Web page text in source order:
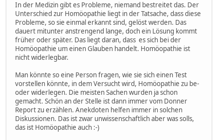
In der Medizin gibt es Probleme, niemand bestreitet das. Der
Unterschied zur Homöopathie liegt in der Tatsache, dass diese
Probleme, so sie einmal erkannt sind, gelöst werden. Das
dauert mitunter anstrengend lange, doch ein Lösung kommt
früher oder später. Das liegt daran, dass es sich bei der
Homöopathie um einen Glauben handelt. Homöopathie ist
nicht widerlegbar.
Man könnte so eine Person fragen, wie sie sich einen Test
vorstellen könnte, in dem Versucht wird, Homöopathie zu be-
oder widerlegen. Die meisten Sachen wurden ja schon
gemacht. Schön an der Stelle ist dann immer vom Donner
Report zu erzählen. Anekdoten helfen immer in solchen
Diskussionen. Das ist zwar unwissenschaftlich aber was solls,
das ist Homöopathie auch :-)